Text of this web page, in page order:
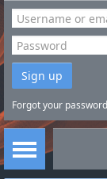
Sign up
Forgot your